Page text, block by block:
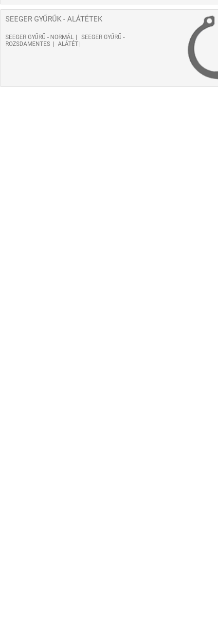
SEEGER GYŰRŰK - ALÁTÉTEK
SEEGER GYŰRŰ - NORMÁL
SEEGER GYŰRŰ -
ROZSDAMENTES
ALÁTÉT